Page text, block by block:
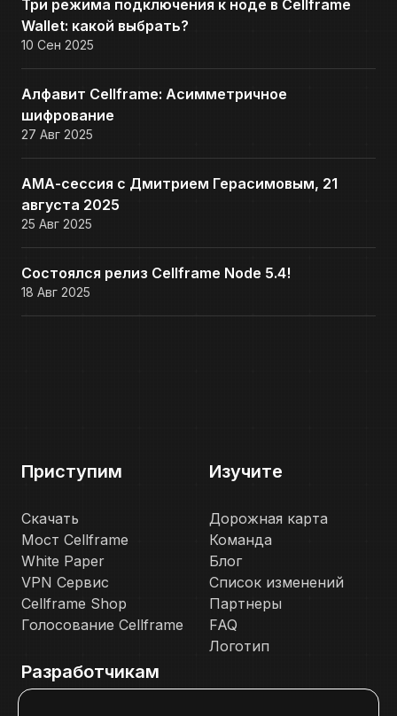
Три режима подключения к ноде в Cellframe
Wallet: какой выбрать?
10 Сен 2025
Алфавит Cellframe: Асимметричное
шифрование
27 Авг 2025
АМА-сессия с Дмитрием Герасимовым, 21
августа 2025
25 Авг 2025
Состоялся релиз Cellframe Node 5.4!
18 Авг 2025
Приступим
Скачать
Мост Cellframe
White Paper
VPN Сервис
Cellframe Shop
Голосование Cellframe
Изучите
Дорожная карта
Команда
Блог
Список изменений
Партнеры
FAQ
Логотип
Разработчикам